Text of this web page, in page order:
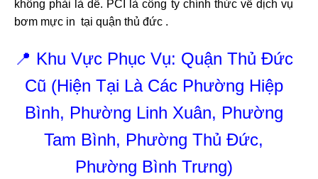
không phải là dễ. PCI là công ty chính thức về dịch vụ
bơm mực in tại quận thủ đức .
📍 Khu Vực Phục Vụ: Quận Thủ Đức
Cũ (Hiện Tại Là Các Phường Hiệp
Bình, Phường Linh Xuân, Phường
Tam Bình, Phường Thủ Đức,
Phường Bình Trưng)